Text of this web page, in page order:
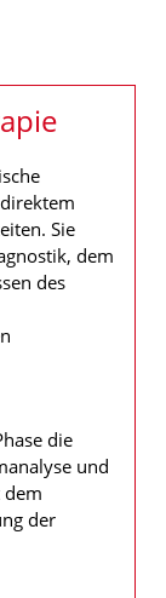
Sie
dem
des
die
und
dem
der